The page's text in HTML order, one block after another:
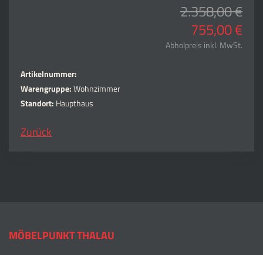
2.358,00 €
755,00 €
Abholpreis inkl. MwSt.
Artikelnummer:
Warengruppe:Wohnzimmer
Standort: Haupthaus
Zurück
MÖBELPUNKT THALAU